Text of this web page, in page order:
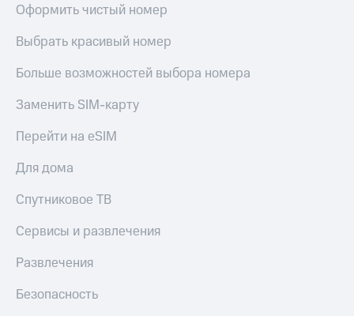
Оформить чистый номер
Выбрать красивый номер
Больше возможностей выбора номера
Заменить SIM-карту
Перейти на eSIM
Для дома
Спутниковое ТВ
Сервисы и развлечения
Развлечения
Безопасность